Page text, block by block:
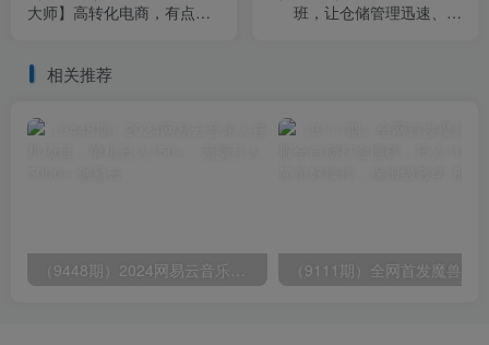
大师】高转化电商，有点牛X
班，让仓储管理迅速、准
相关推荐